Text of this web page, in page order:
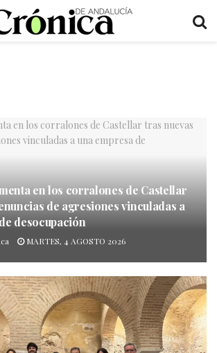
en los corralones de Castellar
de agresiones vinculadas a
desocupación
MARTES, 4 AGOSTO 2026